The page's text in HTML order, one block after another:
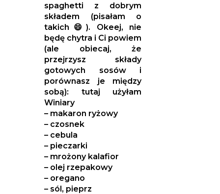
spaghetti z dobrym
składem (pisałam o
takich😄). Okeej, nie
będę chytra i Ci powiem
(ale obiecaj, że
przejrzysz składy
gotowych sosów i
porównasz je między
sobą): tutaj użyłam
Winiary
– makaron ryżowy
– czosnek
– cebula
– pieczarki
– mrożony kalafior
– olej rzepakowy
– oregano
– sól, pieprz